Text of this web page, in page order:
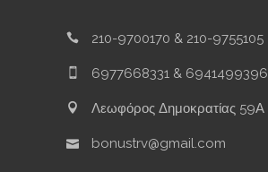
210-9700170 & 210-9755105
6977668331 & 6941499396
Λεωφόρος Δημοκρατίας 59Α
bonustrv@gmail.com